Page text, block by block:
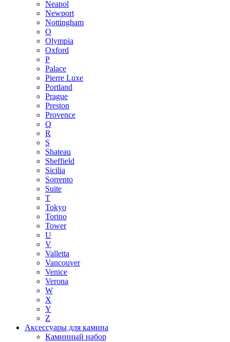
Neapol
Newport
Nottingham
O
Olympia
Oxford
P
Palace
Pierre Luxe
Portland
Prague
Preston
Provence
Q
R
S
Shateau
Sheffield
Sicilia
Sorrento
Suite
T
Tokyo
Torino
Tower
U
V
Valletta
Vancouver
Venice
Verona
W
X
Y
Z
Аксессуары для камина
Каминный набор